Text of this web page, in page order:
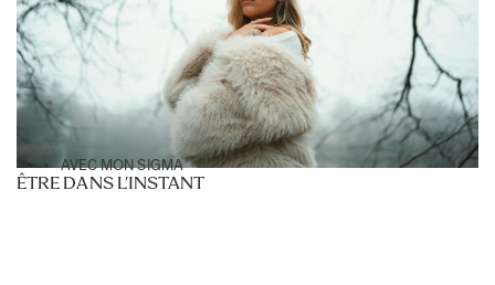
AVEC MON SIGMA
ÊTRE DANS L’INSTANT